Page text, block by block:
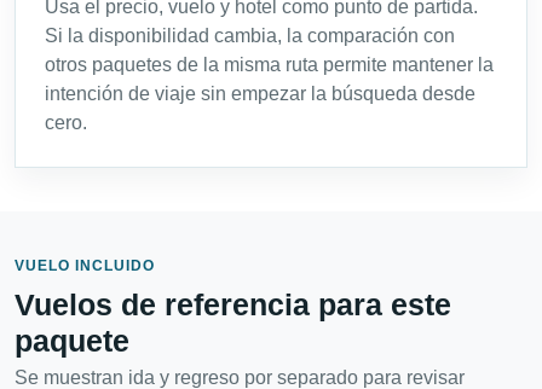
Usa el precio, vuelo y hotel como punto de partida.
Si la disponibilidad cambia, la comparación con
otros paquetes de la misma ruta permite mantener la
intención de viaje sin empezar la búsqueda desde
cero.
VUELO INCLUIDO
Vuelos de referencia para este
paquete
Se muestran ida y regreso por separado para revisar